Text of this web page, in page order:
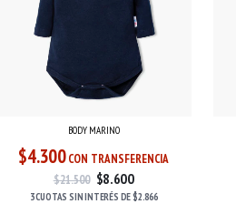
BODY MARINO
$4.300 CON TRANSFERENCIA
$21.500 $8.600
3 CUOTAS SIN INTERÉS DE$2.866